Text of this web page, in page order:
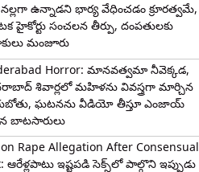
న‌ల్ల‌గా ఉన్నాడ‌ని భార్య వేధించ‌డం క్రూర‌త్వ‌మే,
హైకోర్టు సంచలన తీర్పు, దంపతులకు
మంజూరు
Horror: మానవత్వమా నీవెక్కడ,
శివార్లలో మహిళను వివస్త్రగా మార్చిన
ఘటనను వీడియో తీస్తూ ఎంజాయ్
బాటసారులు
on Rape Allegation After Consensual
ఆరేళ్లపాటు ఇష్టపడి సెక్స్‌లో పాల్గొని ఇప్పుడు